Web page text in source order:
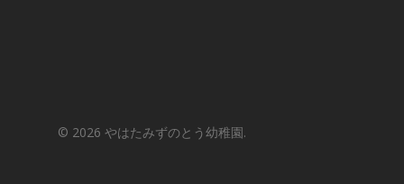
© 2026 やはたみずのとう幼稚園.